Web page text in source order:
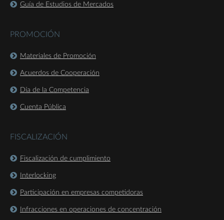
Guía de Estudios de Mercados
PROMOCIÓN
Materiales de Promoción
Acuerdos de Cooperación
Día de la Competencia
Cuenta Pública
FISCALIZACIÓN
Fiscalización de cumplimiento
Interlocking
Participación en empresas competidoras
Infracciones en operaciones de concentración